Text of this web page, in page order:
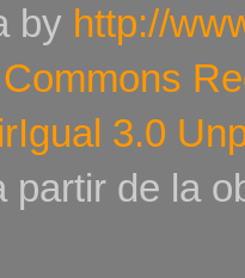
by http://
3.0
partir de la